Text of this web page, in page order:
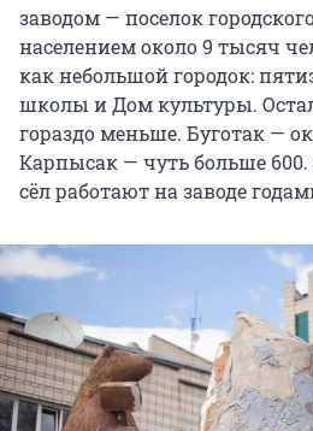
заводом — поселок
населением около 9 тысяч
как небольшой городок:
школы и Дом культуры.
гораздо меньше. Буготак —
Карпысак — чуть больше
сёл работают на заводе